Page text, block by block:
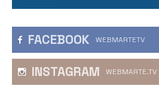
FACEBOOK WEBMARTETV
INSTAGRAM WEBMARTE.TV